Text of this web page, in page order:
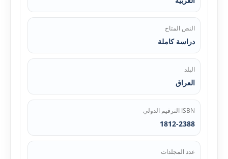
النص المتاح
دراسة كاملة
البلد
العراق
ISBN الترقيم الدولي
1812-2388
عدد المجلدات